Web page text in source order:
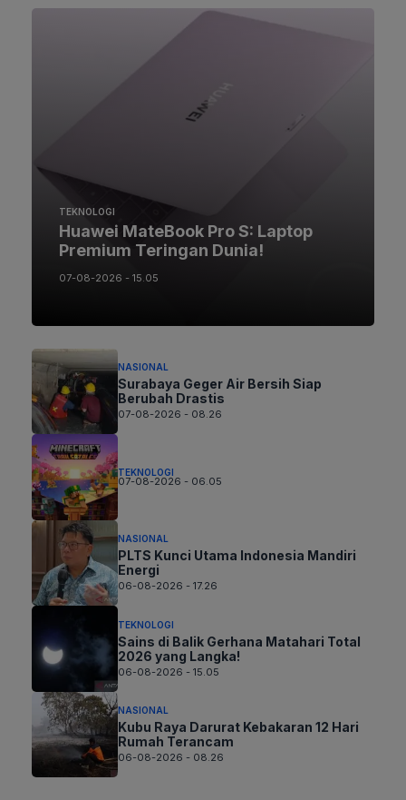
TEKNOLOGI
Huawei MateBook Pro S: Laptop
Premium Teringan Dunia!
07-08-2026 - 15.05
NASIONAL
Surabaya Geger Air Bersih Siap
Berubah Drastis
07-08-2026 - 08.26
TEKNOLOGI
07-08-2026 - 06.05
NASIONAL
PLTS Kunci Utama Indonesia Mandiri
Energi
06-08-2026 - 17.26
TEKNOLOGI
Sains di Balik Gerhana Matahari Total
2026 yang Langka!
06-08-2026 - 15.05
NASIONAL
Kubu Raya Darurat Kebakaran 12 Hari
Rumah Terancam
06-08-2026 - 08.26